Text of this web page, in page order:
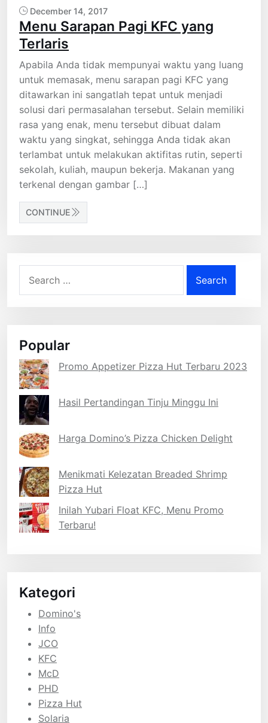
December 14, 2017
Menu Sarapan Pagi KFC yang
Terlaris
Apabila Anda tidak mempunyai waktu yang luang
untuk memasak, menu sarapan pagi KFC yang
ditawarkan ini sangatlah tepat untuk menjadi
solusi dari permasalahan tersebut. Selain memiliki
rasa yang enak, menu tersebut dibuat dalam
waktu yang singkat, sehingga Anda tidak akan
terlambat untuk melakukan aktifitas rutin, seperti
sekolah, kuliah, maupun bekerja. Makanan yang
terkenal dengan gambar […]
CONTINUE
for:
Popular
Promo Appetizer Pizza Hut Terbaru 2023
Hasil Pertandingan Tinju Minggu Ini
Harga Domino’s Pizza Chicken Delight
Menikmati Kelezatan Breaded Shrimp
Pizza Hut
Inilah Yubari Float KFC, Menu Promo
Terbaru!
Kategori
Domino's
Info
JCO
KFC
McD
PHD
Pizza Hut
Solaria